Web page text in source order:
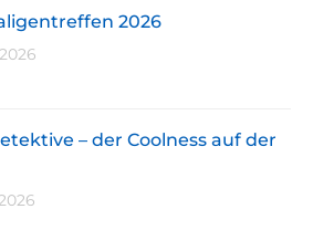
2026
– der Coolness auf der